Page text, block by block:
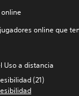
online que
Uso a distancia
(21)